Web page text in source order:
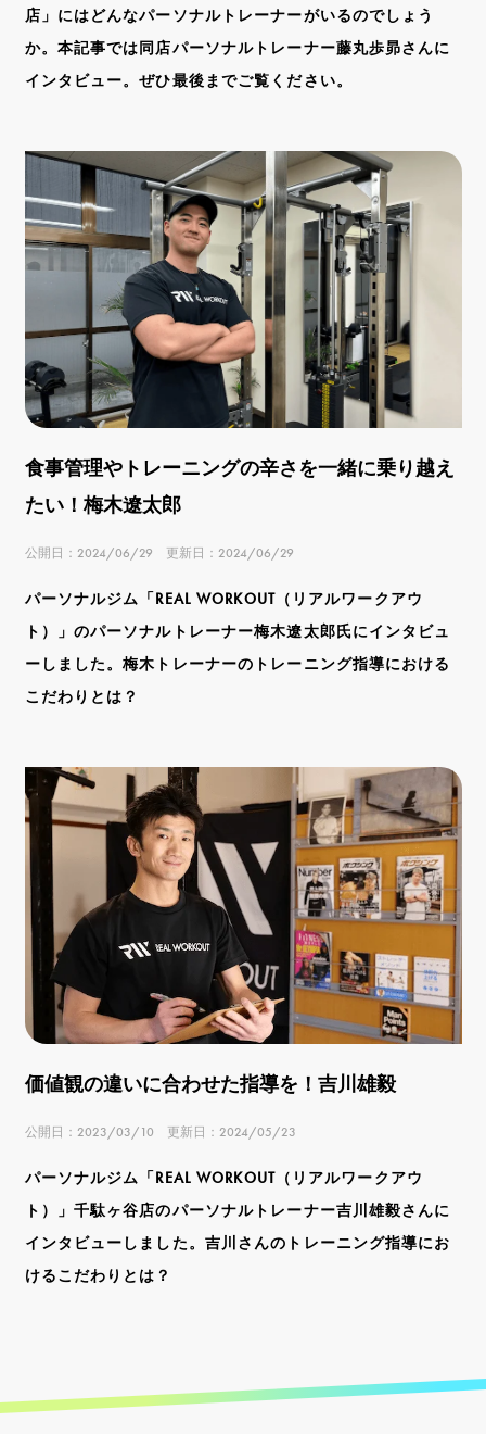
店」にはどんなパーソナルトレーナーがいるのでしょう
か。本記事では同店パーソナルトレーナー藤丸歩昴さんに
インタビュー。ぜひ最後までご覧ください。
食事管理やトレーニングの辛さを一緒に乗り越え
たい！梅木遼太郎
公開日：2024/06/29 更新日：2024/06/29
パーソナルジム「REAL WORKOUT（リアルワークアウ
ト）」のパーソナルトレーナー梅木遼太郎氏にインタビュ
ーしました。梅木トレーナーのトレーニング指導における
こだわりとは？
価値観の違いに合わせた指導を！吉川雄毅
公開日：2023/03/10 更新日：2024/05/23
パーソナルジム「REAL WORKOUT（リアルワークアウ
ト）」千駄ヶ谷店のパーソナルトレーナー吉川雄毅さんに
インタビューしました。吉川さんのトレーニング指導にお
けるこだわりとは？